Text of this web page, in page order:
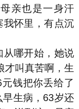
亲也是一身汗
我怀里，有点沉
从哪开始，她说
才叫真苦啊，生
钱把你丢给了
生病，63岁还